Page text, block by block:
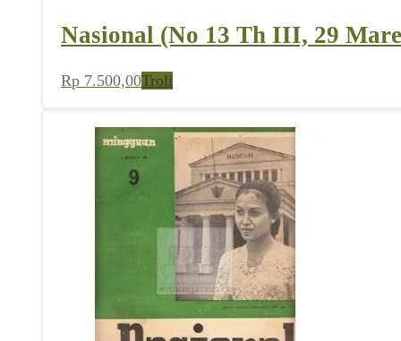
Nasional (No 13 Th III, 29
Rp 7.500,00Troli